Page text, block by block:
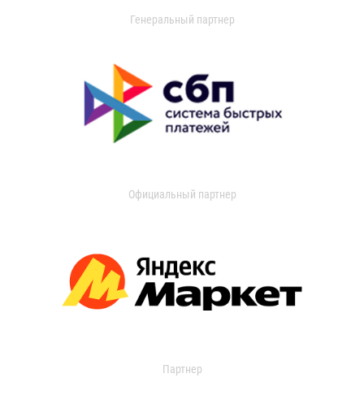
Генеральный партнер
Официальный партнер
Партнер